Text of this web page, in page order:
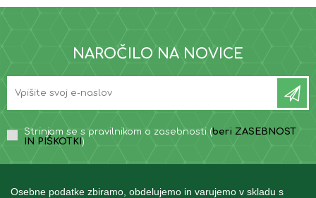
Osebne podatke zbiramo, obdelujemo in varujemo v skladu s
NAROČILO NA NOVICE
Strinjam se s pravilnikom o zasebnosti (beri ZASEBNOST
IN PIŠKOTKI )